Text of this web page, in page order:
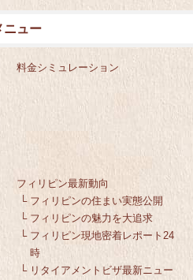
ニュー
料金シミュレーション
フィリピン最新動向
└ フィリピンの住まい実態公開
└ フィリピンの魅力を大追求
└ フィリピン現地密着レポート24
時
└ リタイアメントビザ最新ニュー